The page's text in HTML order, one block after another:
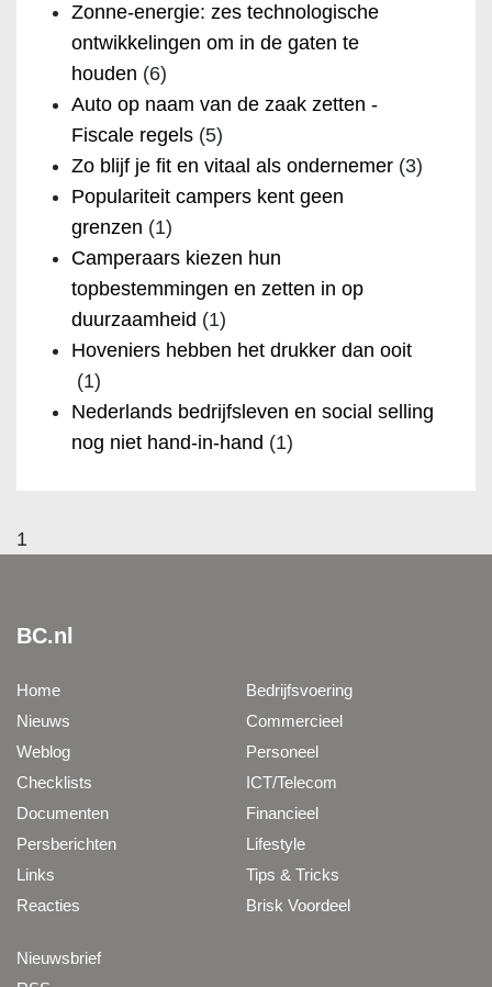
Zonne-energie: zes technologische
ontwikkelingen om in de gaten te
houden (6)
Auto op naam van de zaak zetten -
Fiscale regels (5)
Zo blijf je fit en vitaal als ondernemer (3)
Populariteit campers kent geen
grenzen (1)
Camperaars kiezen hun
topbestemmingen en zetten in op
duurzaamheid (1)
Hoveniers hebben het drukker dan ooit
(1)
Nederlands bedrijfsleven en social selling
nog niet hand-in-hand (1)
1
BC.nl
Home
Nieuws
Weblog
Checklists
Documenten
Persberichten
Links
Reacties
Bedrijfsvoering
Commercieel
Personeel
ICT/Telecom
Financieel
Lifestyle
Tips & Tricks
Brisk Voordeel
Nieuwsbrief